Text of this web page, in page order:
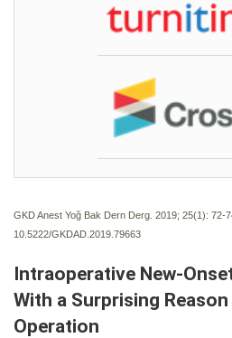
GKD Anest Yoğ Bak Dern Derg. 2019; 25(1): 72-
10.5222/GKDAD.2019.79663
Intraoperative New-
With a Surprising
Operation